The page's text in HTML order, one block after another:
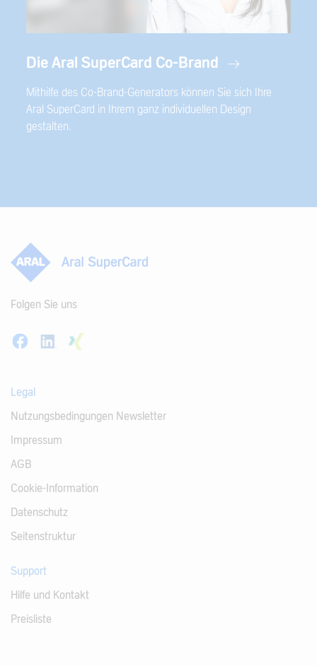
Die Aral SuperCard Co-Brand
Mithilfe des Co-Brand-Generators können Sie sich Ihre
Aral SuperCard in Ihrem ganz individuellen Design
gestalten.
Folgen Sie uns
Legal
Nutzungsbedingungen Newsletter
Impressum
AGB
Cookie-Information
Datenschutz
Seitenstruktur
Support
Hilfe und Kontakt
Preisliste